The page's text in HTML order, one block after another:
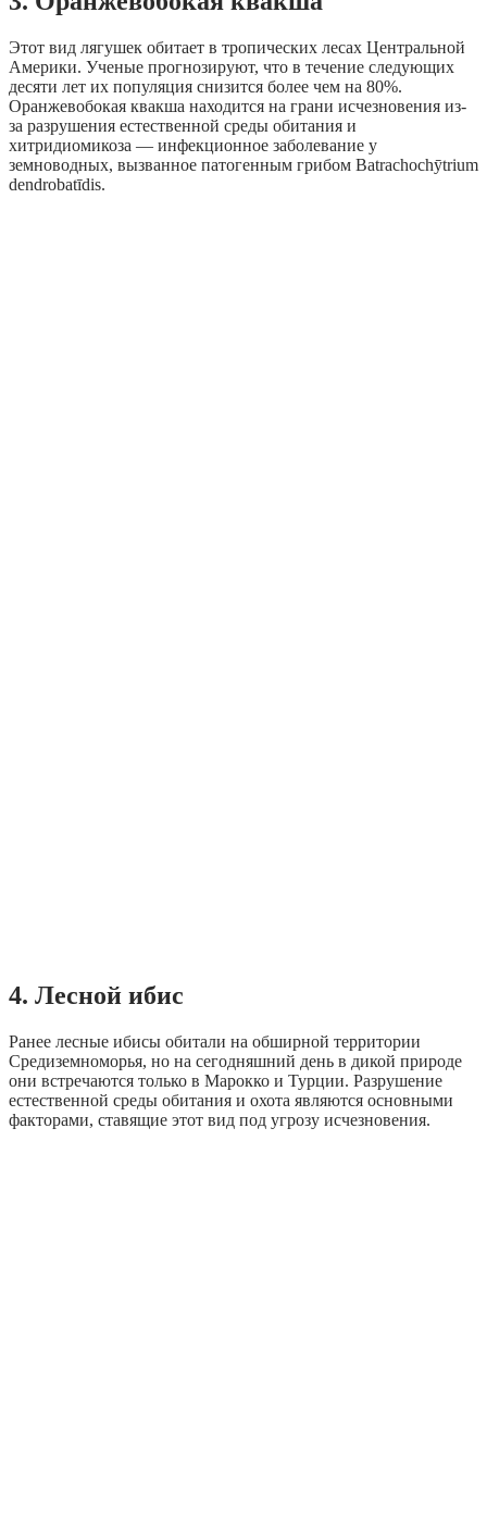
Этот вид лягушек обитает в тропических лесах Центральной
Америки. Ученые прогнозируют, что в течение следующих
десяти лет их популяция снизится более чем на 80%.
Оранжевобокая квакша находится на грани исчезновения из-
за разрушения естественной среды обитания и
хитридиомикоза — инфекционное заболевание у
земноводных, вызванное патогенным грибом Batrachochȳtrium
dendrobatīdis.
4. Лесной ибис
Ранее лесные ибисы обитали на обширной территории
Средиземноморья, но на сегодняшний день в дикой природе
они встречаются только в Марокко и Турции. Разрушение
естественной среды обитания и охота являются основными
факторами, ставящие этот вид под угрозу исчезновения.